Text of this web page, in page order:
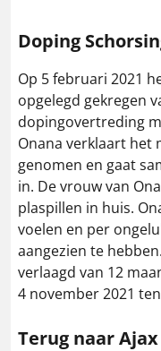
Doping
Op 5 februari 2021
opgelegd gekregen
dopingovertreding
Onana verklaart het
genomen en gaat
in. De vrouw van
plaspillen in huis.
voelen en per
aangezien te
verlaagd van 12
4 november 2021
Terug naar Ajax